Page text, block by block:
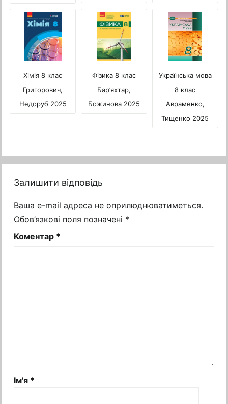
Хімія 8 клас
Григорович,
Недоруб 2025
Фізика 8 клас
Бар’яхтар,
Божинова 2025
Українська мова
8 клас
Авраменко,
Тищенко 2025
Залишити відповідь
Ваша e-mail адреса не оприлюднюватиметься.
Обов’язкові поля позначені *
Коментар *
Ім'я *